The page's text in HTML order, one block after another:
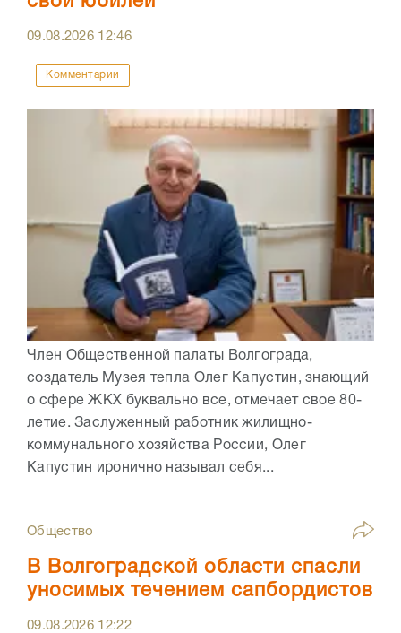
09.08.2026 12:46
Комментарии
Член Общественной палаты Волгограда,
создатель Музея тепла Олег Капустин, знающий
о сфере ЖКХ буквально все, отмечает свое 80-
летие. Заслуженный работник жилищно-
коммунального хозяйства России, Олег
Капустин иронично называл себя...
Общество
В Волгоградской области спасли
уносимых течением сапбордистов
09.08.2026 12:22